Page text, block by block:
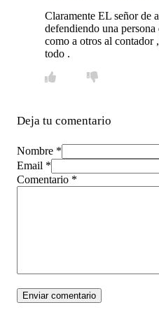
Claramente EL señor de
defendiendo una
como a otros al contador
todo .
Deja tu comentario
Nombre *
Email *
Comentario *